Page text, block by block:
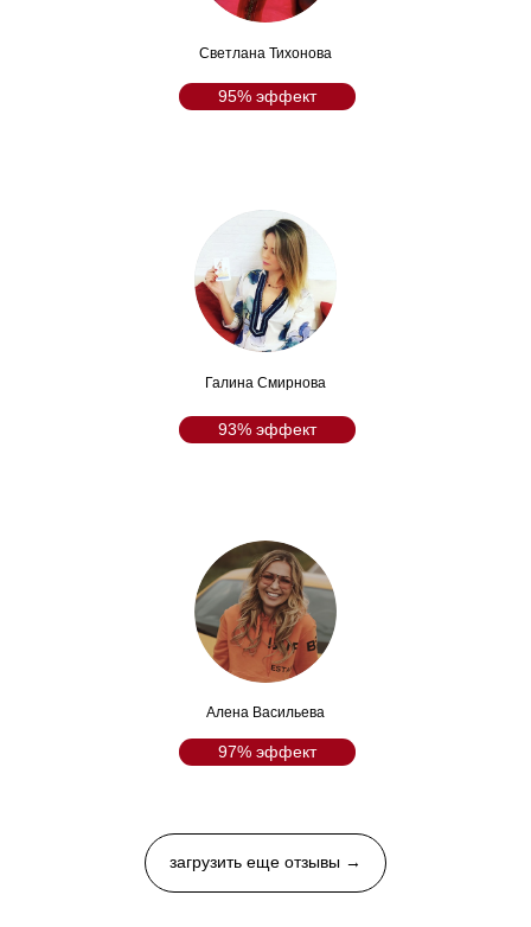
Светлана Тихонова
Галина Смирнова
Алена Васильева
95% эффект
93% эффект
97% эффект
загрузить еще отзывы →
Previous Example / Next Example